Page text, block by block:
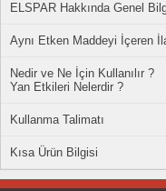
ELSPAR Hakkında Genel
Aynı Etken Maddeyi İçeren
Nedir ve Ne İçin Kullanılır ?
Yan Etkileri Nelerdir ?
Kullanma Talimatı
Kısa Ürün Bilgisi